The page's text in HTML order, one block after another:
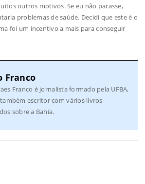
outros motivos. Se eu não parasse,
problemas de saúde. Decidi que este é o
foi um incentivo a mais para conseguir
Franco
Franco é jornalista formado pela UFBA,
também escritor com vários livros
sobre a Bahia.